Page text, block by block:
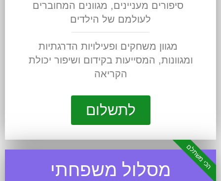
סיפורים מעניינים, מגוונים המחוברים
לעולמם של הילדים
מגוון משחקים ופעילויות הדרגתיות
ומגוונות, המסייעות בקידום ושיפור יכולת
הקריאה
לתשלום
הכי משתלם מסלול משפחתי